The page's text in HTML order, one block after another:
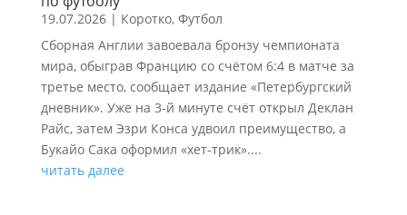
19.07.2026| Коротко, Футбол
Сборная Англии завоевала бронзу чемпионата
мира, обыграв Францию со счётом 6:4 в матче за
третье место, сообщает издание «Петербургский
дневник». Уже на 3-й минуте счёт открыл Деклан
Райс, затем Эзри Конса удвоил преимущество, а
Букайо Сака оформил «хет-трик»....
читать далее